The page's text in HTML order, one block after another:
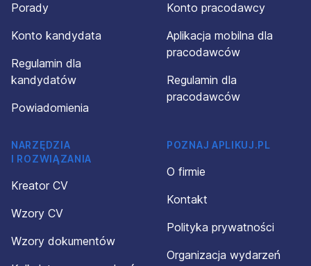
Porady
Konto kandydata
Regulamin dla
kandydatów
Powiadomienia
Konto pracodawcy
Aplikacja mobilna dla
pracodawców
Regulamin dla
pracodawców
NARZĘDZIA
I ROZWIĄZANIA
Kreator CV
Wzory CV
Wzory dokumentów
POZNAJ APLIKUJ.PL
O firmie
Kontakt
Polityka prywatności
Organizacja wydarzeń